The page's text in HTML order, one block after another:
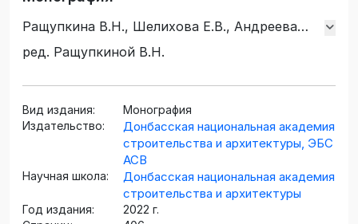
Ращупкина В.Н., Шелихова Е.В., Андреева
Е.Ю., Вода И.С., Гракова М.А., Захарченко
Савельева Т.М. Малова Н.Ю., Макаренко О.И.,
Объедкова Е.Н., Лыкова В.А., Ткаченко Я.Д.
ред. Ращупкиной В.Н.
Вид издания:
Монография
Издательство:
Донбасская национальная академия
строительства и архитектуры, ЭБС
АСВ
Научная школа:
Донбасская национальная академия
строительства и архитектуры
Год издания:
2022 г.